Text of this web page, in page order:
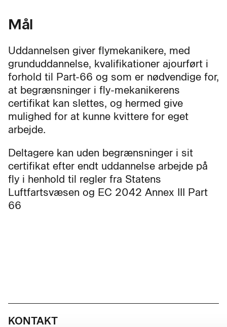
Mål
Uddannelsen giver flymekanikere, med
grunduddannelse, kvalifikationer ajourført i
forhold til Part-66 og som er nødvendige for,
at begrænsninger i fly-mekanikerens
certifikat kan slettes, og hermed give
mulighed for at kunne kvittere for eget
arbejde.
Deltagere kan uden begrænsninger i sit
certifikat efter endt uddannelse arbejde på
fly i henhold til regler fra Statens
Luftfartsvæsen og EC 2042 Annex III Part
66
KONTAKT